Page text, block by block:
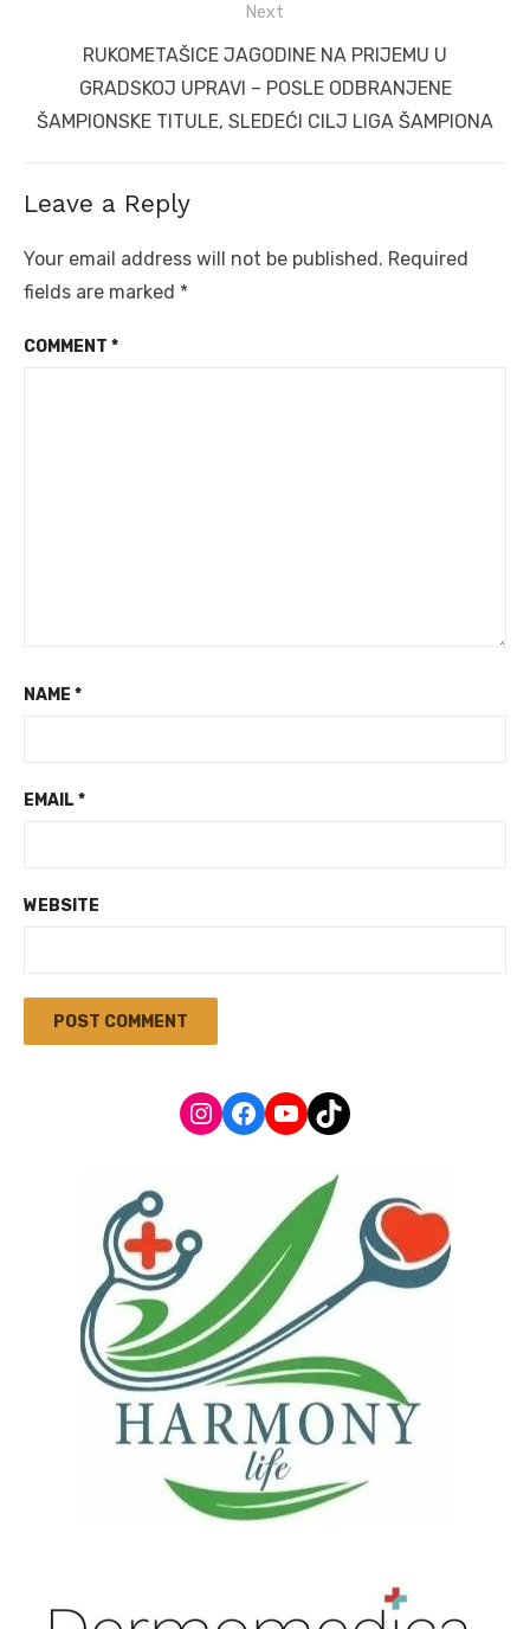
Next
RUKOMETAŠICE JAGODINE NA PRIJEMU U
GRADSKOJ UPRAVI – POSLE ODBRANJENE
ŠAMPIONSKE TITULE, SLEDEĆI CILJ LIGA ŠAMPIONA
Leave a Reply
Your email address will not be published. Required
fields are marked *
COMMENT *
NAME *
EMAIL *
WEBSITE
Instagram
Facebook
YouTube
TikTok